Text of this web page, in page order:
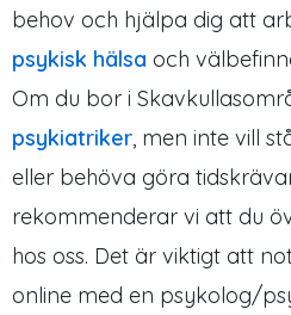
behov och hjälpa dig att
psykisk hälsa och
Om du bor i
psykiatriker, men inte vill
eller behöva göra
rekommenderar vi att du
hos oss. Det är viktigt att
online med en psykolog/